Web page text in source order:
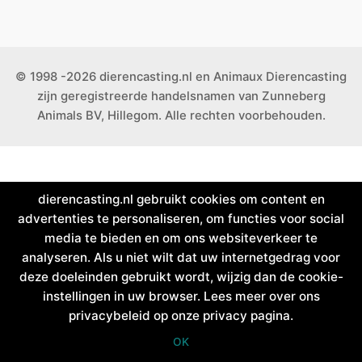
© 1998 -2026 dierencasting.nl en Animaux Dierencasting
zijn geregistreerde handelsnamen van Zunneberg
Animals BV, Hillegom. Alle rechten voorbehouden.
dierencasting.nl gebruikt cookies om content en
advertenties te personaliseren, om functies voor social
media te bieden en om ons websiteverkeer te
analyseren. Als u niet wilt dat uw internetgedrag voor
deze doeleinden gebruikt wordt, wijzig dan de cookie-
instellingen in uw browser. Lees meer over ons
privacybeleid op onze privacy pagina.
OK